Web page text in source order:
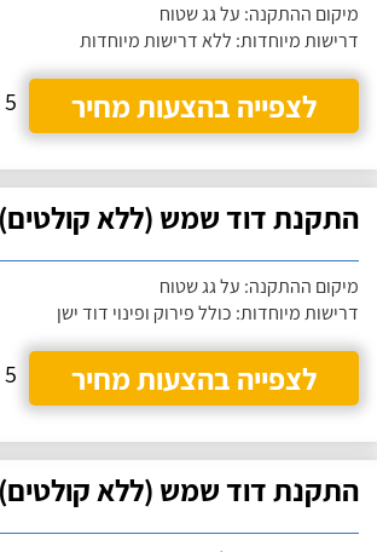
מיקום ההתקנה: על גג שטוח
דרישות מיוחדות: ללא דרישות מיוחדות
לצפייה בהצעות מחיר
5 הצעות מחיר
התקנת דוד שמש (ללא קולטים), 80
מיקום ההתקנה: על גג שטוח
דרישות מיוחדות: כולל פירוק ופינוי דוד ישן
לצפייה בהצעות מחיר
5 הצעות מחיר
התקנת דוד שמש (ללא קולטים), 120